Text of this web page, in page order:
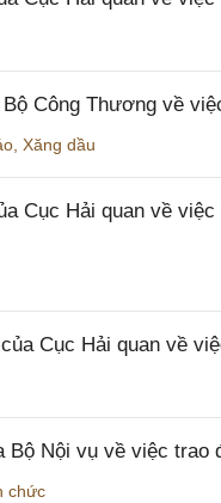
Công Thương về
Xăng dầu
Cục Hải quan về
Cục Hải quan về
Bộ Nội vụ về việc trao
chức